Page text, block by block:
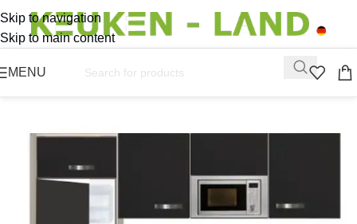
Skip to navigation
Skip to main content
MENU